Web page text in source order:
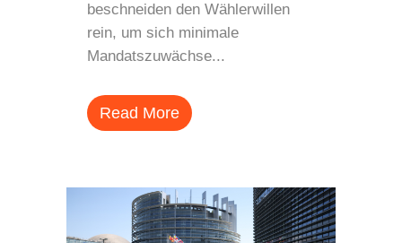
beschneiden den Wählerwillen
rein, um sich minimale
Mandatszuwächse...
Read More